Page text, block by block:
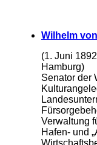
Wilhelm
(1. Juni
Hamburg)
Senator der
Verwaltung
Hafen- und